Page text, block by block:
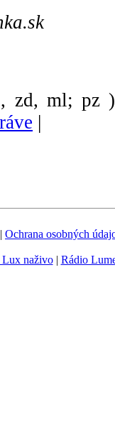
zd, ml; pz )
|
| Ochrana osobných
naživo| Rádio